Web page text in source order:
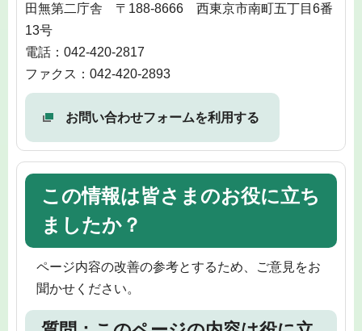
田無第二庁舎 〒188-8666 西東京市南町五丁目6番
13号
電話：042-420-2817
ファクス：042-420-2893
お問い合わせフォームを利用する
この情報は皆さまのお役に立ち
ましたか？
ページ内容の改善の参考とするため、ご意見をお
聞かせください。